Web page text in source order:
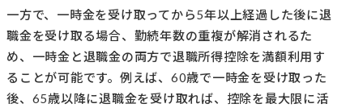
一方で、一時金を受け取ってから5年以上経過した後に退
職金を受け取る場合、勤続年数の重複が解消されるた
め、一時金と退職金の両方で退職所得控除を満額利用す
ることが可能です。例えば、60歳で一時金を受け取った
後、65歳以降に退職金を受け取れば、控除を最大限に活